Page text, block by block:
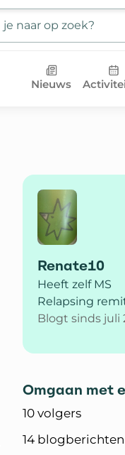
Nieuws
Renate10
Heeft zelf MS
Relapsing
Blogt sinds juli
Omgaan met
10 volgers
14 blogberichten